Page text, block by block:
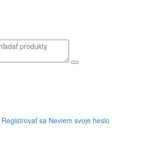
Registrovať sa Neviem svoje heslo